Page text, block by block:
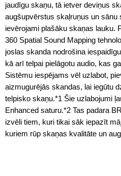
jaudīgu skaņu, tā ietver deviņus
augšupvērstus skaļruņus un sānu
ievērojami plašāku skaņas lauku.
360 Spatial Sound Mapping
joslas skanda nodrošina
kā arī telpai pielāgotu audio, kas
Sistēmu iespējams vēl uzlabot,
aizmugurējās skandas, lai iegūtu
telpisko skaņu.*1 Šie uzlabojumi
Enhanced saturu.*2 Tas padara
izvēli tiem, kuri tikai sāk iepazīt
kuriem rūp skaņas kvalitāte un